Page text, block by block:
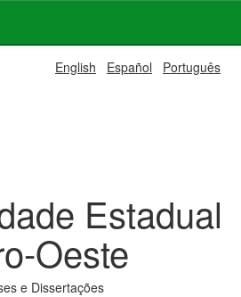
English Español Português
Estadual
Oeste
e Dissertações